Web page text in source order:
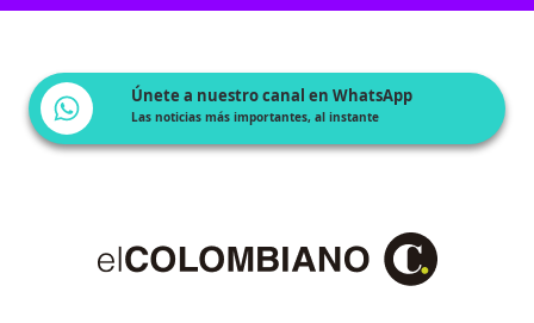
Únete a nuestro canal en WhatsApp
Las noticias más importantes, al instante